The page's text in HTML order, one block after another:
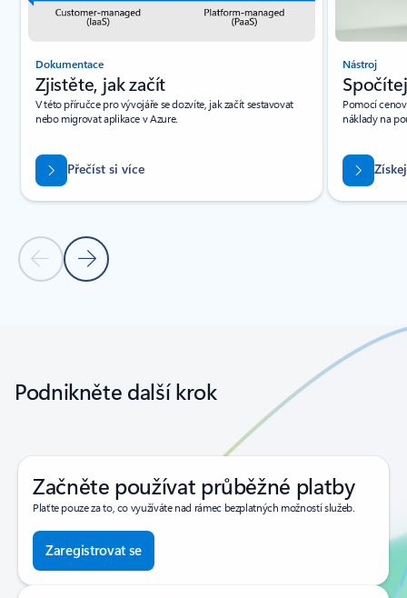
Předchozí snímek
Další snímek
Dokumentace
Zjistěte, jak začít
V této příručce pro vývojáře se dozvíte, jak začít sestavovat
nebo migrovat aplikace v Azure.
Přečíst si více
Nástroj
Pomocí
náklady na
Podnikněte další krok
Začněte používat průběžné platby
Plaťte pouze za to, co využíváte nad rámec bezplatných možností služeb.
Zaregistrovat se